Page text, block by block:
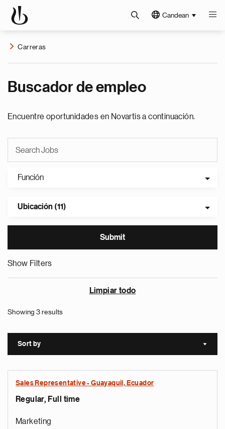
Candean
Carreras
Buscador de empleo
Encuentre oportunidades en Novartis a continuación.
Función
Ubicación (11)
Show Filters
Limpiar todo
Showing 3 results
Sort by Sort
Sales Representative - Guayaquil, Ecuador
Regular, Full time
Marketing